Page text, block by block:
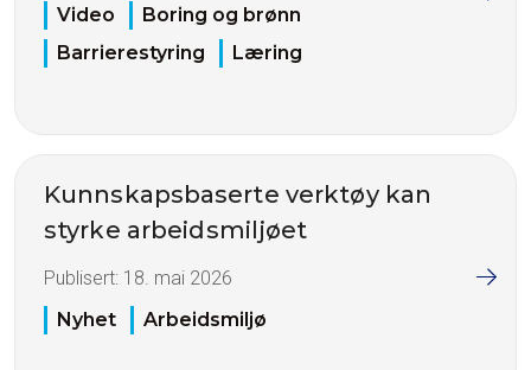
Video
Boring og brønn
Barrierestyring
Læring
Kunnskapsbaserte verktøy kan
styrke arbeidsmiljøet
Publisert: 18. mai 2026
Nyhet
Arbeidsmiljø